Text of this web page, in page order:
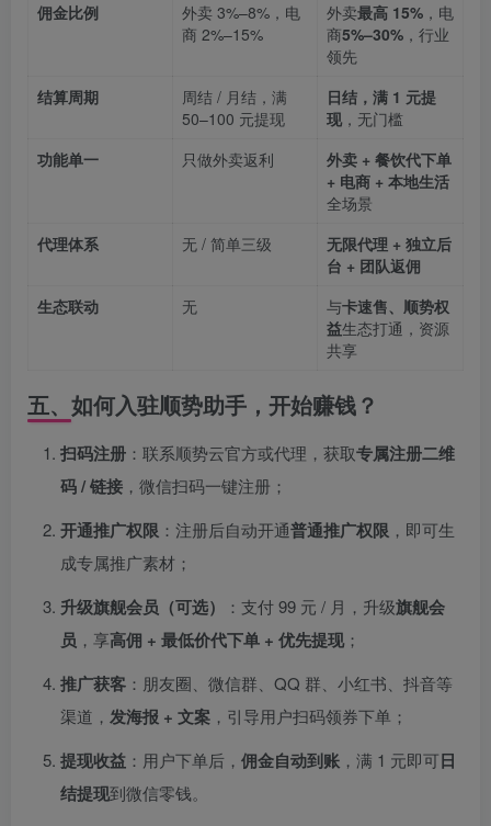
佣金比例
外卖 3%–8%，电
商 2%–15%
外卖最高 15% ，电
商5%–30% ，行业
领先
结算周期
周结 / 月结，满
50–100 元提现
日结，满 1 元提
现 ，无门槛
功能单一
只做外卖返利
外卖 + 餐饮代下单
+ 电商 + 本地生活
全场景
代理体系
无 / 简单三级
无限代理 + 独立后
台 + 团队返佣
生态联动
无 与卡速售、顺势权
益生态打通，资源
共享
五、如何入驻顺势助手，开始赚钱？
扫码注册 ：联系顺势云官方或代理，获取专属注册二维
码 / 链接 ，微信扫码一键注册；
开通推广权限 ：注册后自动开通普通推广权限 ，即可生
成专属推广素材；
升级旗舰会员（可选） ：支付 99 元 / 月，升级旗舰会
员 ，享高佣 + 最低价代下单 + 优先提现 ；
推广获客 ：朋友圈、微信群、QQ 群、小红书、抖音等
渠道， 发海报 + 文案 ，引导用户扫码领券下单；
提现收益 ：用户下单后， 佣金自动到账 ，满 1 元即可日
结提现到微信零钱。